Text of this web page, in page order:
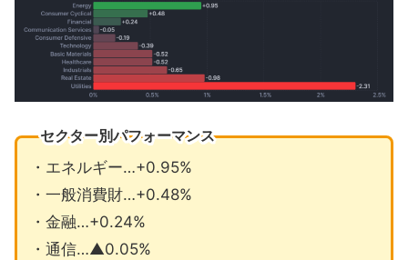
セクター別パフォーマンス
・エネルギー…+0.95%
・一般消費財…+0.48%
・金融…+0.24%
・通信…▲0.05%